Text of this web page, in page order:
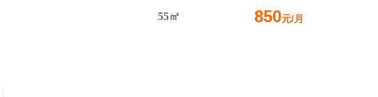
55㎡ 850元/月